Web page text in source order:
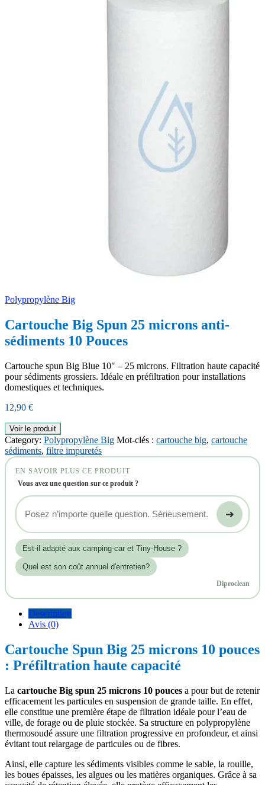
Polypropylène Big
Cartouche Big Spun 25 microns anti-
sédiments 10 Pouces
Cartouche spun Big Blue 10″ – 25 microns. Filtration haute capacité
pour sédiments grossiers. Idéale en préfiltration pour installations
domestiques et techniques.
12,90 €
Voir le produit
Category: Polypropylène Big Mot-clés : cartouche big, cartouche
sédiments, filtre impuretés
EN SAVOIR PLUS CE PRODUIT
Vous avez une question sur ce produit ?
➜
Est‑il adapté aux camping-car et Tiny-House ?
Quel est son coût annuel d'entretien?
Diproclean
Description
Avis (0)
Cartouche Spun Big 25 microns 10 pouces
: Préfiltration haute capacité
La cartouche Big spun 25 microns 10 pouces a pour but de retenir
efficacement les particules en suspension de grande taille. En effet,
elle constitue une première étape de filtration idéale pour l’eau de
ville, de forage ou de pluie stockée. Sa structure en polypropylène
thermosoudé assure une filtration progressive en profondeur, et ainsi
évitant tout relargage de particules ou de fibres.
Ainsi, elle capture les sédiments visibles comme le sable, la rouille,
les boues épaisses, les algues ou les matières organiques. Grâce à sa